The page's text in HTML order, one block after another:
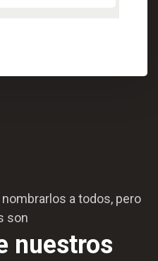
a todos, pero
son
nuestros